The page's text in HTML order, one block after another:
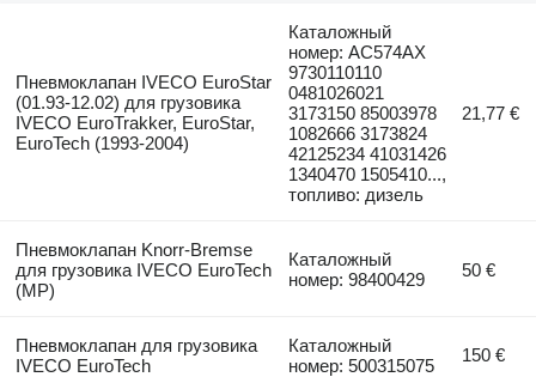
Пневмоклапан IVECO EuroStar
(01.93-12.02) для грузовика
IVECO EuroTrakker, EuroStar,
EuroTech (1993-2004)
Каталожный
номер: AC574AX
9730110110
0481026021
3173150 85003978
1082666 3173824
42125234 41031426
1340470 1505410...,
топливо: дизель
21,77 €
Пневмоклапан Knorr-Bremse
для грузовика IVECO EuroTech
(MP)
Каталожный
номер: 98400429
50 €
Пневмоклапан для грузовика
IVECO EuroTech
Каталожный
номер: 500315075
150 €